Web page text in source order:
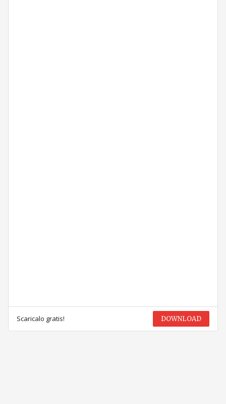
Scaricalo gratis! DOWNLOAD